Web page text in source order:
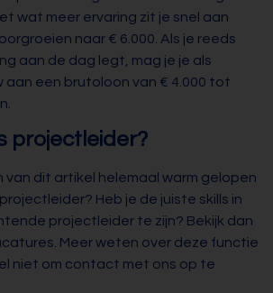
wat meer ervaring zit je snel aan
naar € 6.000. Als je reeds
aan de dag legt, mag je je als
aan een brutoloon van € 4.000 tot
projectleider?
van dit artikel helemaal warm gelopen
Heb je de juiste skills in
projectleider te zijn? Bekijk dan
Meer weten over deze functie
niet om contact met ons op te